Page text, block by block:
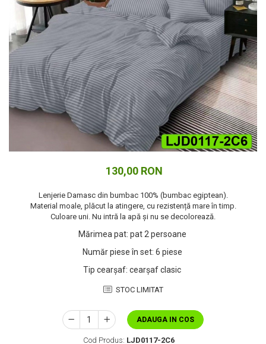
Cuverturi bumbac
Cuverturi catifea
Huse de protecție
Huse de protectie pat finet
Huse de protecție scaun
Prosoape
Prosoape de baie
Electrocasnice
Produse de cult religios
130,00 RON
Lenjerie Damasc din bumbac 100% (bumbac egiptean).
Material moale, plăcut la atingere, cu rezistență mare în timp.
Culoare uni. Nu intră la apă și nu se decolorează.
Mărimea pat: pat 2 persoane
Număr piese în set: 6 piese
Tip cearșaf: cearșaf clasic
STOC LIMITAT
ADAUGA IN COS
Cod Produs: LJD0117-2C6